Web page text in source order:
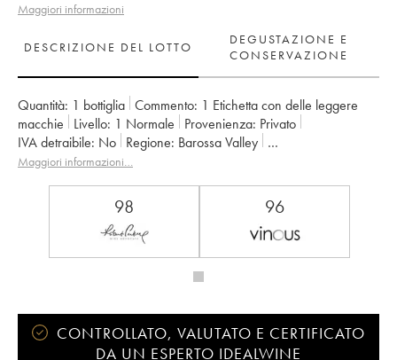
Maggiori informazioni
DESCRIZIONE DEL LOTTO
DEGUSTAZIONE E
CONSERVAZIONE
Quantità: 1 bottiglia Commento: 1 Etichetta con delle leggere
macchie
Livello: 1 Normale Provenienza:
privato
IVA detraibile:
no Regione:
Barossa Valley
Denominazione: Barossa Valley
Maggiori informazioni…
98 96
CONTROLLATO, VALUTATO E CERTIFICATO
DA UN ESPERTO IDEALWINE